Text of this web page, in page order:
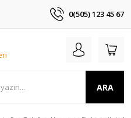
0(505) 123 45 67
ARA